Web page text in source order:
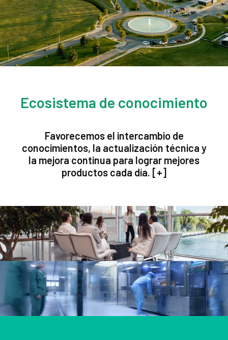
Ecosistema de conocimiento
Favorecemos el intercambio de
conocimientos, la actualización técnica y
la mejora continua para lograr mejores
productos cada día. [+]